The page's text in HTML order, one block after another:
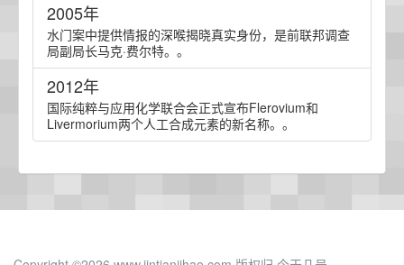
2005年
水门案中提供情报的深喉揭晓真实身份，是前联邦调查
局副局长马克·费尔特。。
2012年
国际纯粹与应用化学联合会正式宣布Flerovium和
Livermorium两个人工合成元素的新名称。。